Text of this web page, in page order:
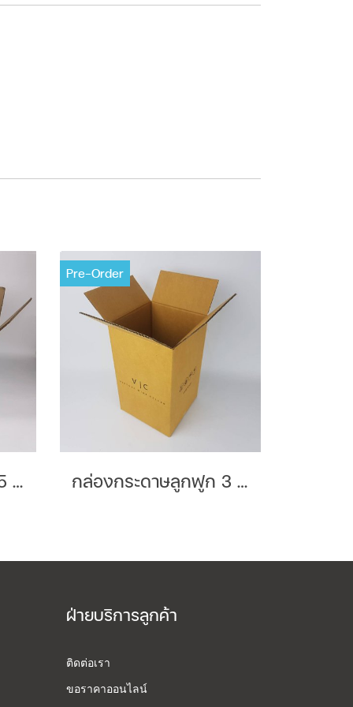
กล่องกระดาษลูกฟูก 5 ชั้นลอน BC Brand : Genherb
Pre-Order
กล่องกระดาษลูกฟูก 3 ชั้นลอน C Brand : Vic
ฝ่ายบริการลูกค้า
ติดต่อเรา
ขอราคาออนไลน์